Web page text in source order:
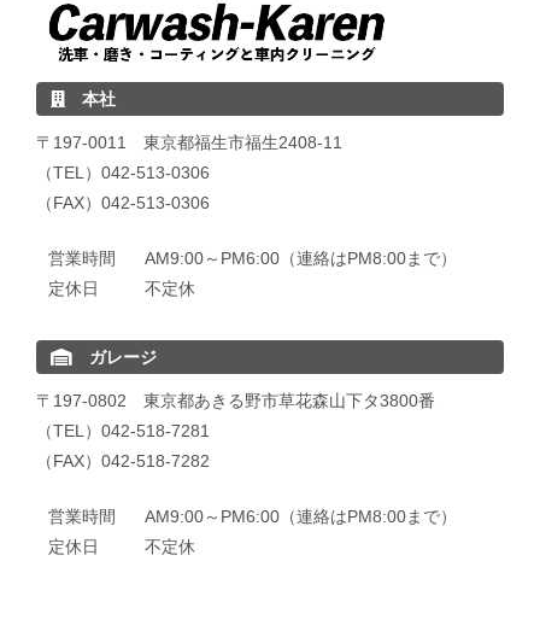
本社
〒197-0011 東京都福生市福生2408-11
（TEL）042-513-0306
（FAX）042-513-0306
営業時間
AM9:00～PM6:00（連絡はPM8:00まで）
定休日
不定休
ガレージ
〒197-0802 東京都あきる野市草花森山下タ3800番
（TEL）042-518-7281
（FAX）042-518-7282
営業時間
AM9:00～PM6:00（連絡はPM8:00まで）
定休日
不定休